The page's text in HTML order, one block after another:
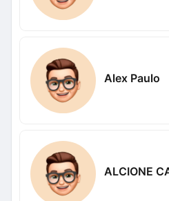
Alex Paulo
ALCIONE